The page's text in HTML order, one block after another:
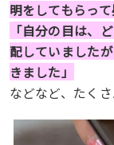
明をしてもらっ
「自分の目は、
配していました
きました」
などなど、たく